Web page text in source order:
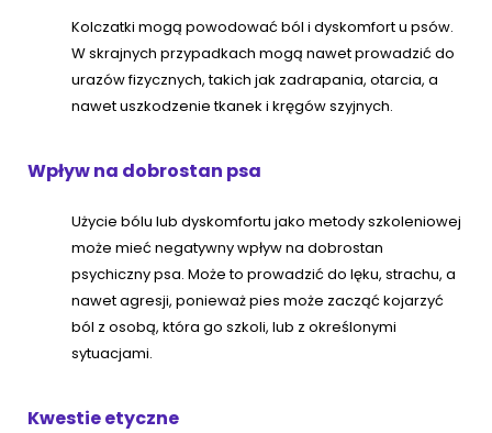
Kolczatki mogą powodować ból i dyskomfort u psów.
W skrajnych przypadkach mogą nawet prowadzić do
urazów fizycznych, takich jak zadrapania, otarcia, a
nawet uszkodzenie tkanek i kręgów szyjnych.
Wpływ na dobrostan psa
Użycie bólu lub dyskomfortu jako metody szkoleniowej
może mieć negatywny wpływ na dobrostan
psychiczny psa. Może to prowadzić do lęku, strachu, a
nawet agresji, ponieważ pies może zacząć kojarzyć
ból z osobą, która go szkoli, lub z określonymi
sytuacjami.
Kwestie etyczne